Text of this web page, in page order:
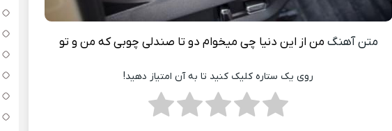
متن آهنگ من از اين دنيا چی ميخوام دو تا صندلی چوبی که من و تو
روی یک ستاره کلیک کنید تا به آن امتیاز دهید!